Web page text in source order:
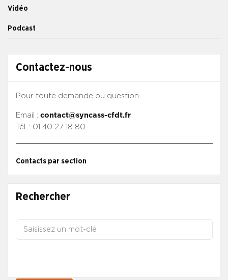
Vidéo
Podcast
Contactez-nous
Pour toute demande ou question.
Email : contact@syncass-cfdt.fr
Tél. : 01 40 27 18 80
Contacts par section
Rechercher